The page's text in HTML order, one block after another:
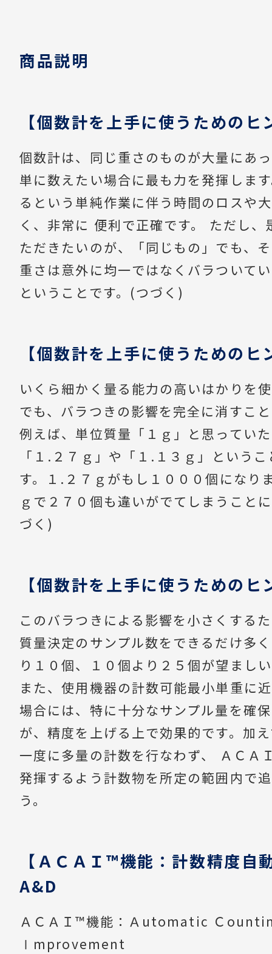
商品説明
【個数計を上手に使うためのヒ
個数計は、同じ重さのものが大量にあ
単に数えたい場合に最も力を発揮しま
るという単純作業に伴う時間のロスや
く、非常に 便利で正確です。 ただし、
ただきたいのが、「同じもの」でも、
重さは意外に均一ではなくバラついて
ということです。(つづく)
【個数計を上手に使うためのヒ
いくら細かく量る能力の高いはかりを
でも、バラつきの影響を完全に消すこ
例えば、単位質量「１ｇ」と思ってい
「１.２７ｇ」や「１.１３ｇ」という
す。１.２７ｇがもし１０００個になり
ｇで２７０個も違いがでてしまうこと
づく)
【個数計を上手に使うためのヒ
このバラつきによる影響を小さくする
質量決定のサンプル数をできるだけ多
り１０個、１０個より２５個が望まし
また、使用機器の計数可能最小単重に
場合には、特に十分なサンプル量を確
が、精度を上げる上で効果的です。加
一度に多量の計数を行なわず、 ＡＣＡ
発揮するよう計数物を所定の範囲内で
う。
【ＡＣＡＩ™機能：計数精度自
A&D
ＡＣＡＩ™機能：Ａutomatic Ｃ
Ⅰmprovement